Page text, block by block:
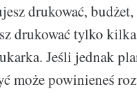
drukować,
drukować tylko
Jeśli jednak
może powinieneś